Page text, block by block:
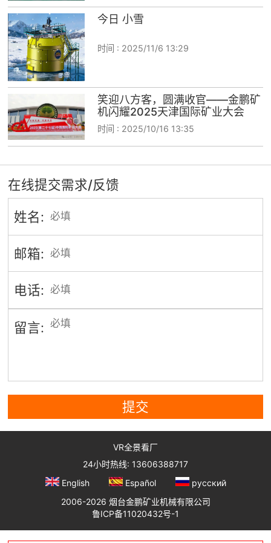
今日 小雪
时间 : 2025/11/6 13:29
笑迎八方客，圆满收官——金鹏矿
机闪耀2025天津国际矿业大会
时间 : 2025/10/16 13:35
在线提交需求/反馈
姓名:
邮箱:
电话:
留言:
提交
VR全景看厂
24小时热线: 13606388717
English
Español
русский
2006-2026 烟台金鹏矿业机械有限公司
鲁ICP备11020432号-1